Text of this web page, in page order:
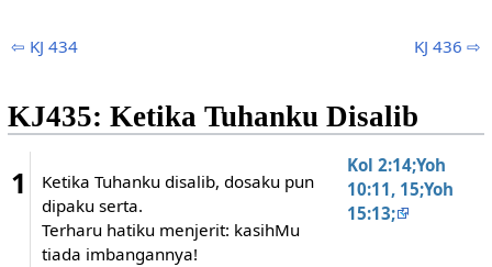
⇦ KJ 434 KJ 436 ⇨
KJ435: Ketika Tuhanku Disalib
1
Ketika Tuhanku disalib, dosaku pun
dipaku serta.
Terharu hatiku menjerit: kasihMu
tiada imbangannya!
Kol 2:14;Yoh
10:11, 15;Yoh
15:13;